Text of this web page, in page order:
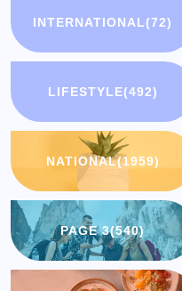
INTERNATIONAL(72)
LIFESTYLE(492)
NATIONAL(1959)
PAGE 3(540)